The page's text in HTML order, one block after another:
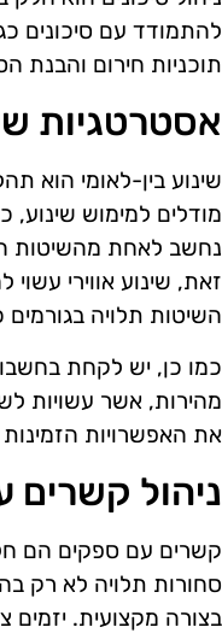
להתמודד עם סיכונים
תוכניות חירום והבנת
אסטרטגיות
שינוע בין-לאומי הוא
מודלים למימוש שינוע,
נחשב לאחת מהשיטות
זאת, שינוע אווירי
השיטות תלויה
כמו כן, יש לקחת
מהירות, אשר עשויות
את האפשרויות
ניהול קשרים
קשרים עם ספקים הם
סחורות תלויה לא רק
בצורה מקצועית.